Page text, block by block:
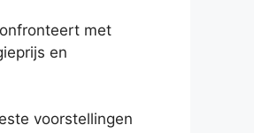
met
en
voorstellingen